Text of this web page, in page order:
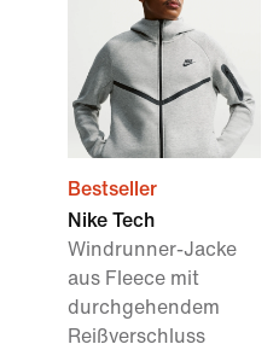
Bestseller
Nike Tech
Windrunner-Jacke
aus Fleece mit
durchgehendem
Reißverschluss